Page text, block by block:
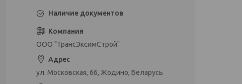
Наличие документов
ООО "ТрансЭксимСтрой"
ул. Московская, 66, Жодино, Беларусь